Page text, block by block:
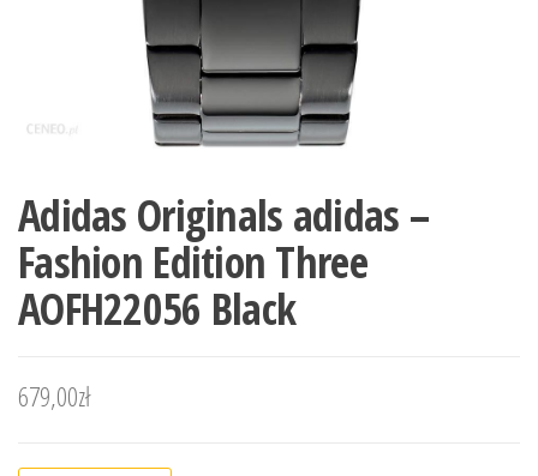
Adidas Originals adidas –
Fashion Edition Three
AOFH22056 Black
679,00zł